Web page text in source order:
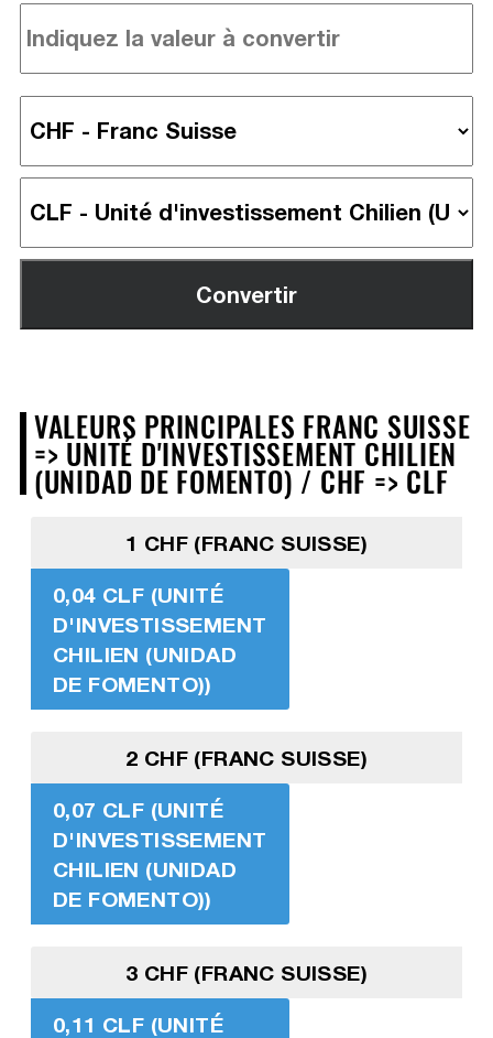
VALEURS PRINCIPALES FRANC SUISSE
=> UNITÉ D'INVESTISSEMENT CHILIEN
(UNIDAD DE FOMENTO) / CHF => CLF
1 CHF (FRANC SUISSE)
0,04 CLF (UNITÉ
D'INVESTISSEMENT
CHILIEN (UNIDAD
DE FOMENTO))
2 CHF (FRANC SUISSE)
0,07 CLF (UNITÉ
D'INVESTISSEMENT
CHILIEN (UNIDAD
DE FOMENTO))
3 CHF (FRANC SUISSE)
0,11 CLF (UNITÉ